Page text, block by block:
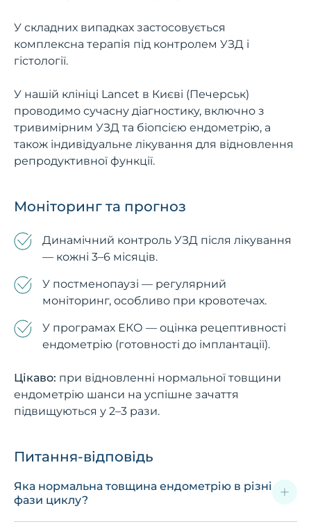
У складних випадках застосовується
комплексна терапія під контролем УЗД і
гістології.
У нашій клініці Lancet в Києві (Печерськ)
проводимо сучасну діагностику, включно з
тривимірним УЗД та біопсією ендометрію, а
також індивідуальне лікування для відновлення
репродуктивної функції.
Моніторинг та прогноз
Динамічний контроль УЗД після лікування
— кожні 3–6 місяців.
У постменопаузі — регулярний
моніторинг, особливо при кровотечах.
У програмах ЕКО — оцінка рецептивності
ендометрію (готовності до імплантації).
Цікаво: при відновленні нормальної товщини
ендометрію шанси на успішне зачаття
підвищуються у 2–3 рази.
Питання-відповідь
Яка нормальна товщина ендометрію в різні
фази циклу?